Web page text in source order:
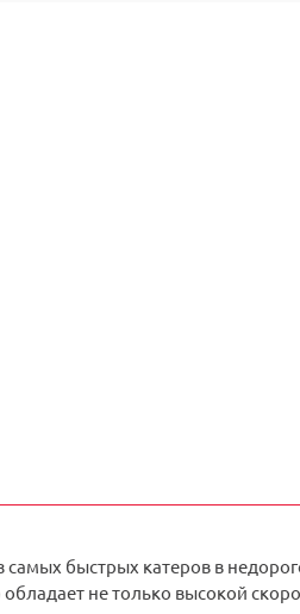
быстрых катеров в
не только высокой